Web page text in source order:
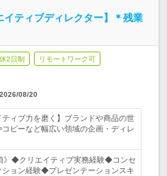
ティブディレクター】＊残業
2日制 リモートワーク可
2026/08/20
ティブ力を磨く】ブランドや商品の世
ピーなど幅広い領域の企画・ディレ
》◆クリエイティブ実務経験◆コンセ
ョン経験◆プレゼンテーションスキ